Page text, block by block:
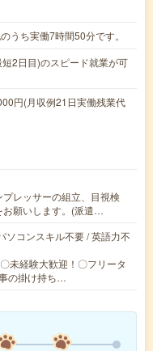
うち実働7時間50分です。
2日目)のスピード就業が可
円(月収例21日実働残業代
レッサーの組立、目視検
お願いします。(派遣…
ソコンスキル不要 / 英語力不
未経験大歓迎！〇フリータ
の掛け持ち…